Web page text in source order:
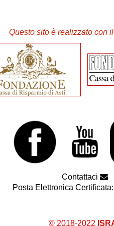
Questo sito è realizzato con
Contattaci
Posta Elettronica Certificata:
© 2018-2022